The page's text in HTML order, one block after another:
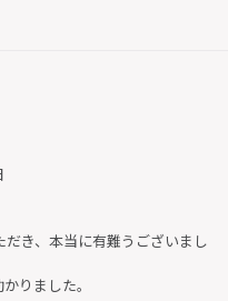
き、本当に有難うございまし
りました。